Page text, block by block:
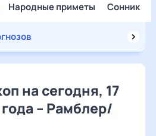
Народные приметы Сонник
на сегодня, 17
– Рамблер/